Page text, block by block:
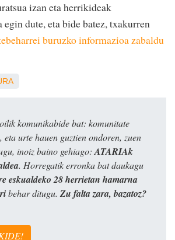
izan eta herrikideak
egin dute, eta bide batez, txakurren
buruzko informazioa zabaldu
komunikabide bat: komunitate
eta urte hauen guztien ondoren, zuen
inoiz baino gehiago: ATARIAk
. Horregatik erronka bat daukagu
eskualdeko 28 herrietan hamarna
behar ditugu. Zu falta zara, bazatoz?